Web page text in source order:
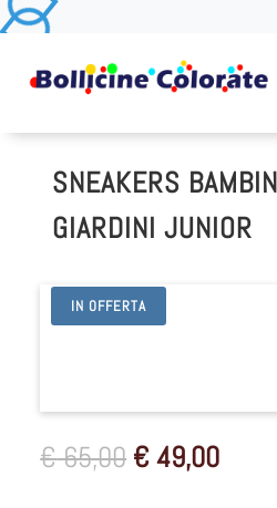
SNEAKERS
GIARDINI JUNIOR
IN OFFERTA
€65,00 Il
prezzo
€49,00Il